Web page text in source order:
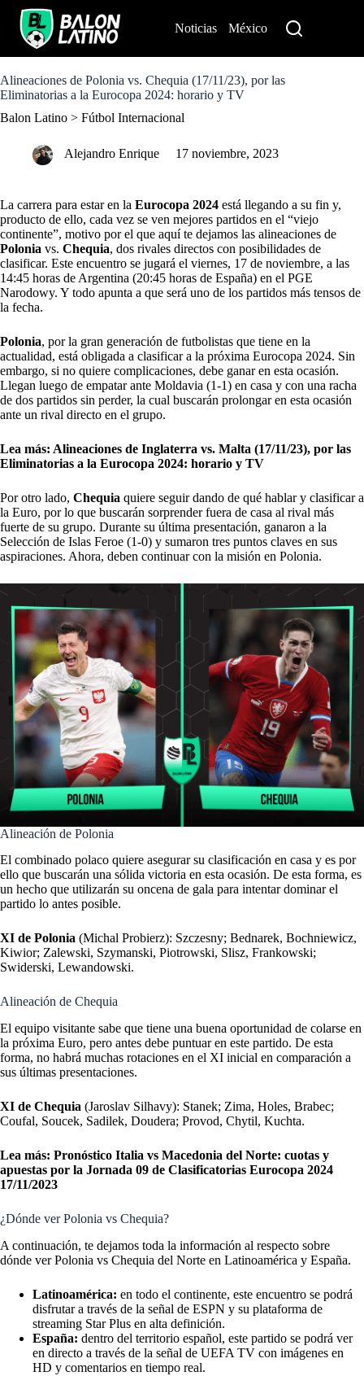
o
c
n
Noticias México
Alineaciones de Polonia vs. Chequia (17/11/23), por las
Eliminatorias a la Eurocopa 2024: horario y TV
Balon Latino > Fútbol Internacional
Alejandro Enrique 17 noviembre, 2023
La carrera para estar en la Eurocopa 2024 está llegando a su fin y,
producto de ello, cada vez se ven mejores partidos en el “viejo
continente”, motivo por el que aquí te dejamos las alineaciones de
Polonia vs. Chequia, dos rivales directos con posibilidades de
clasificar. Este encuentro se jugará el viernes, 17 de noviembre, a las
14:45 horas de Argentina (20:45 horas de España) en el PGE
Narodowy. Y todo apunta a que será uno de los partidos más tensos de
la fecha.
Polonia, por la gran generación de futbolistas que tiene en la
actualidad, está obligada a clasificar a la próxima Eurocopa 2024. Sin
embargo, si no quiere complicaciones, debe ganar en esta ocasión.
Llegan luego de empatar ante Moldavia (1-1) en casa y con una racha
de dos partidos sin perder, la cual buscarán prolongar en esta ocasión
ante un rival directo en el grupo.
Lea más: Alineaciones de Inglaterra vs. Malta (17/11/23), por las
Eliminatorias a la Eurocopa 2024: horario y TV
Por otro lado, Chequia quiere seguir dando de qué hablar y clasificar a
la Euro, por lo que buscarán sorprender fuera de casa al rival más
fuerte de su grupo. Durante su última presentación, ganaron a la
Selección de Islas Feroe (1-0) y sumaron tres puntos claves en sus
aspiraciones. Ahora, deben continuar con la misión en Polonia.
Alineación de Polonia
El combinado polaco quiere asegurar su clasificación en casa y es por
ello que buscarán una sólida victoria en esta ocasión. De esta forma, es
un hecho que utilizarán su oncena de gala para intentar dominar el
partido lo antes posible.
XI de Polonia (Michal Probierz): Szczesny; Bednarek, Bochniewicz,
Kiwior; Zalewski, Szymanski, Piotrowski, Slisz, Frankowski;
Swiderski, Lewandowski.
Alineación de Chequia
El equipo visitante sabe que tiene una buena oportunidad de colarse en
la próxima Euro, pero antes debe puntuar en este partido. De esta
forma, no habrá muchas rotaciones en el XI inicial en comparación a
sus últimas presentaciones.
XI de Chequia (Jaroslav Silhavy): Stanek; Zima, Holes, Brabec;
Coufal, Soucek, Sadilek, Doudera; Provod, Chytil, Kuchta.
Lea más: Pronóstico Italia vs Macedonia del Norte: cuotas y
apuestas por la Jornada 09 de Clasificatorias Eurocopa 2024
17/11/2023
¿Dónde ver Polonia vs Chequia?
A continuación, te dejamos toda la información al respecto sobre
dónde ver Polonia vs Chequia del Norte en Latinoamérica y España.
Latinoamérica: en todo el continente, este encuentro se podrá
disfrutar a través de la señal de ESPN y su plataforma de
streaming Star Plus en alta definición.
España: dentro del territorio español, este partido se podrá ver
en directo a través de la señal de UEFA TV con imágenes en
HD y comentarios en tiempo real.